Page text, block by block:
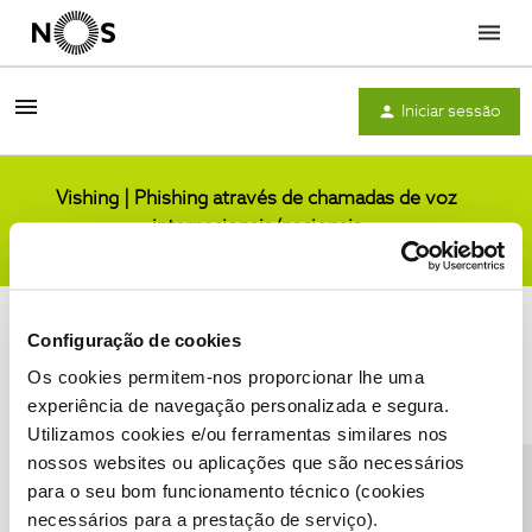
Configuração de cookies
Os cookies permitem-nos proporcionar lhe uma
experiência de navegação personalizada e segura.
Utilizamos cookies e/ou ferramentas similares nos
nossos websites ou aplicações que são necessários
para o seu bom funcionamento técnico (cookies
necessários para a prestação de serviço).
Menu
Iniciar sessão
Vishing | Phishing através de chamadas de voz
internacionais/nacionais
Condições do Fórum NOS Accessibility statement